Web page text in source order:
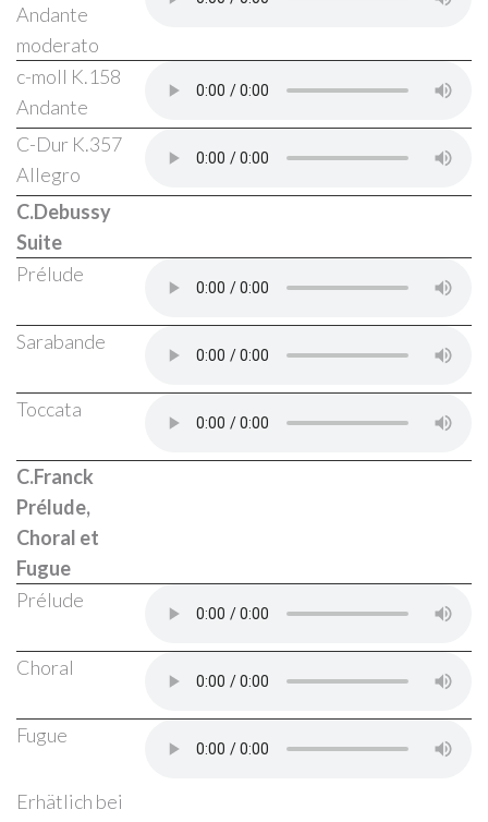
Andante
moderato
c-moll K.158
Andante
C-Dur K.357
Allegro
C.Debussy
Suite
Prélude
Sarabande
Toccata
C.Franck
Prélude,
Choral et
Fugue
Prélude
Choral
Fugue
Erhätlich bei